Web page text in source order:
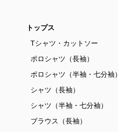
トップス
Tシャツ・カットソー
ポロシャツ（長袖）
ポロシャツ（半袖・七分袖）
シャツ（長袖）
シャツ（半袖・七分袖）
ブラウス（長袖）